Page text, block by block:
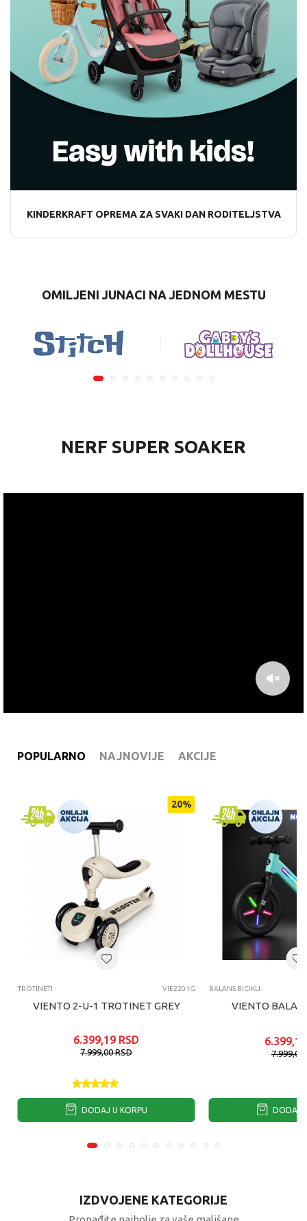
KINDERKRAFT OPREMA ZA SVAKI DAN RODITELJSTVA
OMILJENI JUNACI NA JEDNOM MESTU
NERF SUPER SOAKER
POPULARNO NAJNOVIJE AKCIJE
20%
TROTINETI VIE2201G
VIENTO 2-U-1 TROTINET GREY
6.399,19 RSD
7.999,00RSD
DODAJ U KORPU
BALANS BICIKLI
VIENTO
6.399,19
7.999,00
DODAJ
IZDVOJENE KATEGORIJE